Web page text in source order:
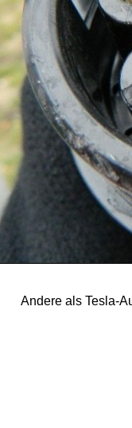
Andere als Tesla-